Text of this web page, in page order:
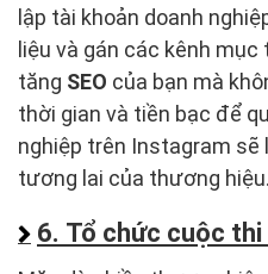
lập tài khoản doanh
liệu và gán các kênh
tăng SEO của bạn mà
thời gian và tiền bạc để
nghiệp trên Instagram
tương lai của thương hiệu.
6. Tổ chức cuộc